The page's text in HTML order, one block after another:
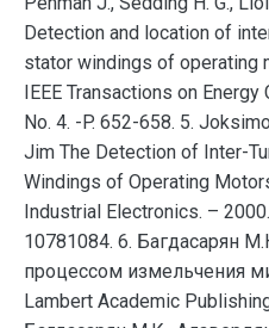
Detection and location of
stator windings of
IEEE Transactions on
No. 4. -P. 652-658. 5.
Jim The Detection of Inter-
Windings of Operating
Industrial Electronics. –
10781084. 6. Багдасарян
процессом измельчения
Lambert Academic